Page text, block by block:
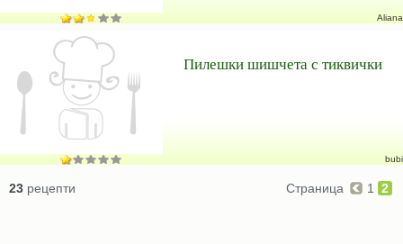
Aliana
Пилешки шишчета с тиквички
bubi
23 рецепти Страница 1 2